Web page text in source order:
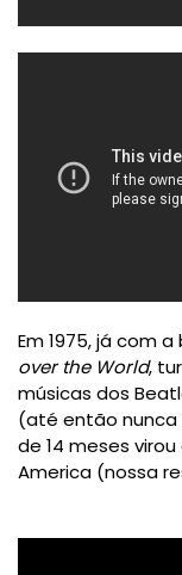
Em 1975, já com
over the World,
músicas dos
(até então nunca
de 14 meses virou
America (nossa